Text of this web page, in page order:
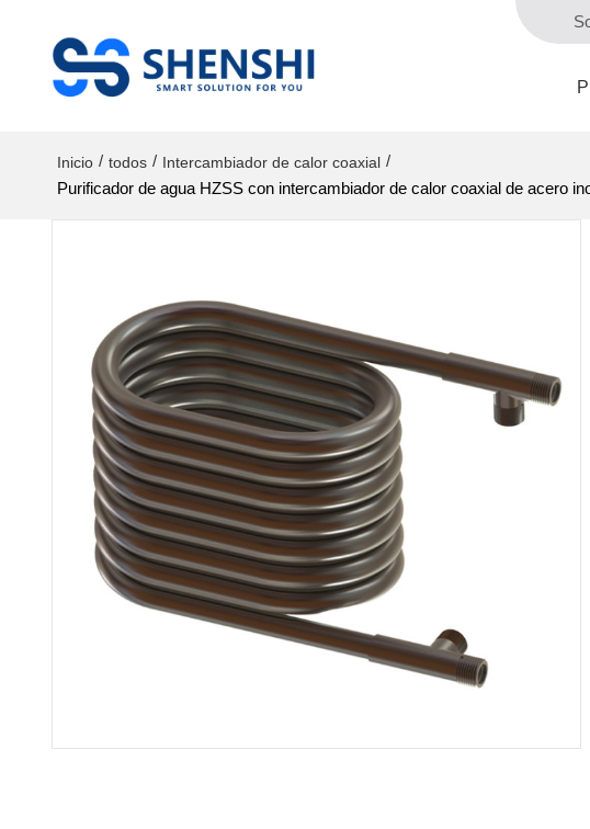
Inicio / todos / Intercambiador de calor coaxial /
Purificador de agua HZSS con intercambiador de calor coaxial de acero